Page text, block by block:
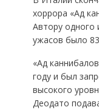
хоррора «Ад
Автору
ужасов было
«Ад
году и был
высокого
Деодато